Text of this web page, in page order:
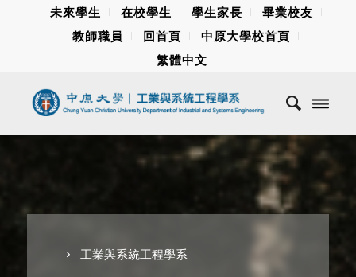
未來學生 在校學生 學生家長
畢業校友
教師職員
回首頁
中原大學校首頁
繁體中文
工業與系統工程學系